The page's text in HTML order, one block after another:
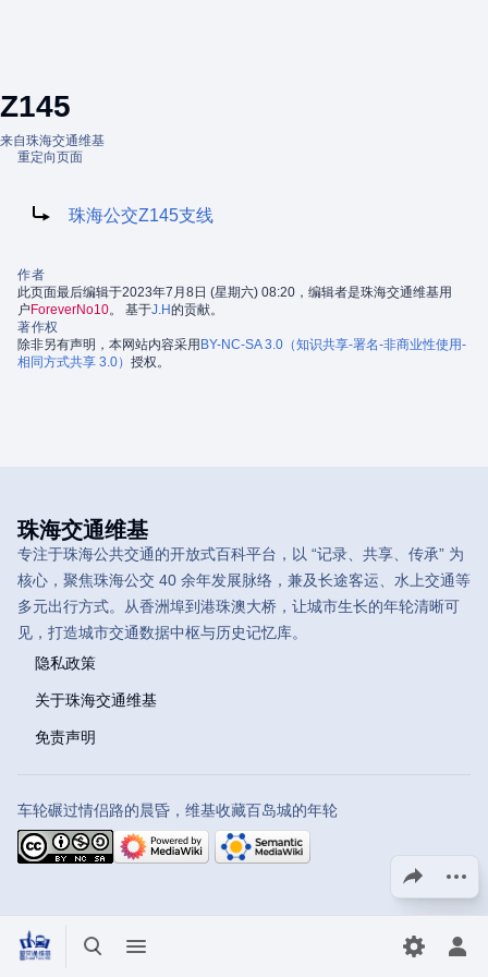
打开/关闭搜索
打开/关闭菜单 切换首选
打
Z145
来自珠海交通维基
分享此页面
重定向页面
珠海公交Z145支线
作者
此页面最后编辑于2023年7月8日 (星期六) 08:20，编辑者是珠海交通维基用
户 ForeverNo10。 基于J.H的贡献。
著作权
除非另有声明，本网站内容采用 BY-NC-SA 3.0（知识共享-署名-非商业性使用-
相同方式共享 3.0） 授权。
珠海交通维基
专注于珠海公共交通的开放式百科平台，以 “记录、共享、传承” 为
核心，聚焦珠海公交 40 余年发展脉络，兼及长途客运、水上交通等
多元出行方式。从香洲埠到港珠澳大桥，让城市生长的年轮清晰可
见，打造城市交通数据中枢与历史记忆库。
隐私政策
关于珠海交通维基
免责声明
车轮碾过情侣路的晨昏，维基收藏百岛城的年轮